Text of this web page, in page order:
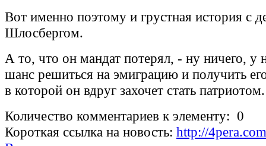
Вот именно поэтому и грустная история с
Шлосбергом.
А то, что он мандат потерял, - ну ничего, у
шанс решиться на эмиграцию и получить
в которой он вдруг захочет стать патриотом.
Количество комментариев к элементу: 0
Короткая ссылка на новость: http://